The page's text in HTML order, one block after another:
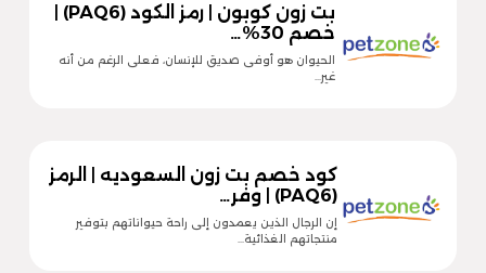
بت زون كوبون | رمز الكود (PAQ6) |
خصم 30%…
الحيوان هو أوفى صديق للإنسان، فعلى الرغم من أنه
غير…
كود خصم بت زون السعوديه | الرمز
(PAQ6) | وفر…
إن الرجال الذين يعمدون إلى راحة حيواناتهم بتوفير
منتجاتهم الغذائية…